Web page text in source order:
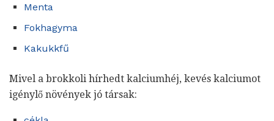
Menta
Fokhagyma
Kakukkfű
Mivel a brokkoli hírhedt kalciumhéj, kevés kalciumot
igénylő növények jó társak: